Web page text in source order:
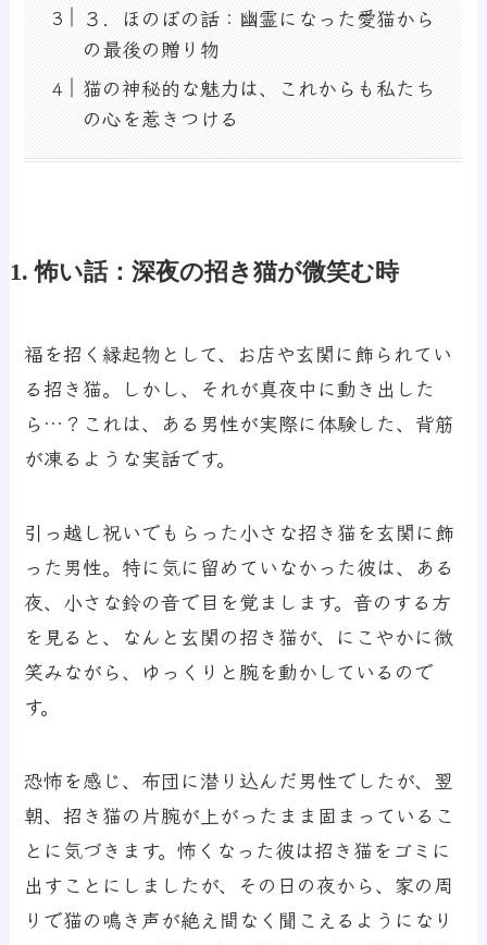
３．ほのぼの話：幽霊になった愛猫から
の最後の贈り物
猫の神秘的な魅力は、これからも私たち
の心を惹きつける
1. 怖い話：深夜の招き猫が微笑む時
福を招く縁起物として、お店や玄関に飾られてい
る招き猫。しかし、それが真夜中に動き出した
ら…？これは、ある男性が実際に体験した、背筋
が凍るような実話です。
引っ越し祝いでもらった小さな招き猫を玄関に飾
った男性。特に気に留めていなかった彼は、ある
夜、小さな鈴の音で目を覚まします。音のする方
を見ると、なんと玄関の招き猫が、にこやかに微
笑みながら、ゆっくりと腕を動かしているので
す。
恐怖を感じ、布団に潜り込んだ男性でしたが、翌
朝、招き猫の片腕が上がったまま固まっているこ
とに気づきます。怖くなった彼は招き猫をゴミに
出すことにしましたが、その日の夜から、家の周
りで猫の鳴き声が絶え間なく聞こえるようになり